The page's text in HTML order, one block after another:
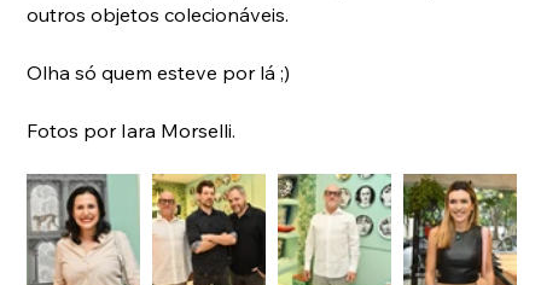
outros objetos colecionáveis.
Olha só quem esteve por lá ;)
Fotos por Iara Morselli.